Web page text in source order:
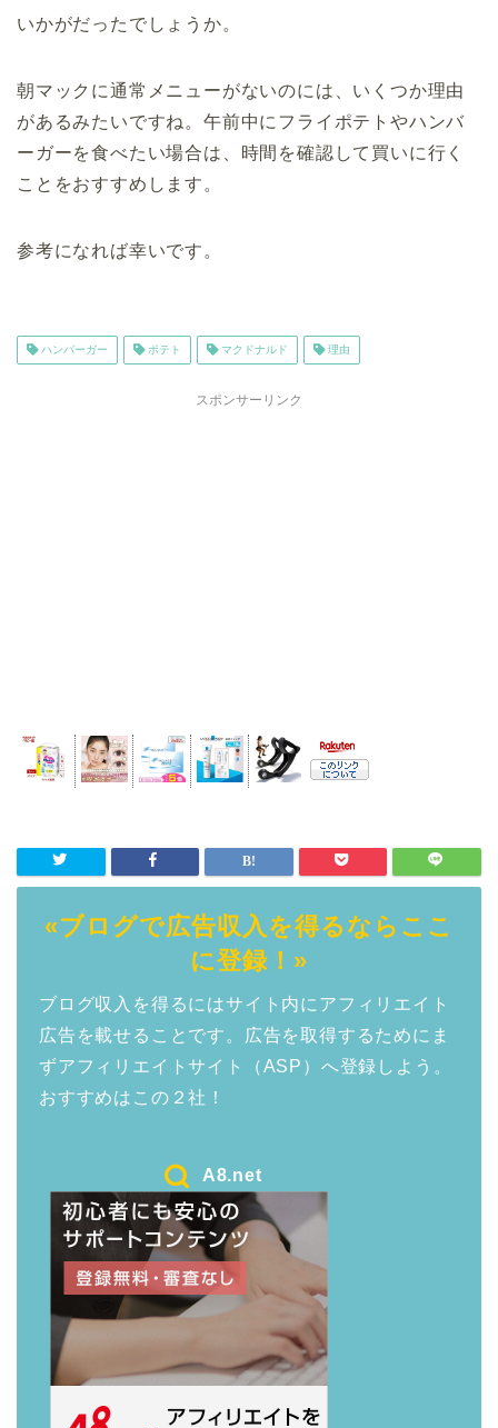
いかがだったでしょうか。
朝マックに通常メニューがないのには、いくつか理由
があるみたいですね。午前中にフライポテトやハンバ
ーガーを食べたい場合は、時間を確認して買いに行く
ことをおすすめします。
参考になれば幸いです。
ハンバーガー ポテト マクドナルド 理由
スポンサーリンク
«ブログで広告収入を得るならここ
に登録！»
ブログ収入を得るにはサイト内にアフィリエイト
広告を載せることです。広告を取得するためにま
ずアフィリエイトサイト（ASP）へ登録しよう。
おすすめはこの２社！
A8.net